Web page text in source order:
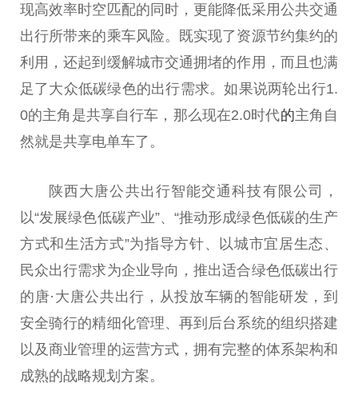
现高效率时空匹配的同时，更能降低采用公共交通
出行所带来的乘车风险。既实现了资源节约集约的
利用，还起到缓解城市交通拥堵的作用，而且也满
足了大众低碳绿色的出行需求。如果说两轮出行1.
0的主角是共享自行车，那么现在2.0时代的主角自
然就是共享电单车了。
陕西大唐公共出行智能交通科技有限公司，
以“发展绿色低碳产业”、“推动形成绿色低碳的生产
方式和生活方式”为指导方针、以城市宜居生态、
民众出行需求为企业导向，推出适合绿色低碳出行
的唐·大唐公共出行，从投放车辆的智能研发，到
安全骑行的精细化管理、再到后台系统的组织搭建
以及商业管理的运营方式，拥有完整的体系架构和
成熟的战略规划方案。